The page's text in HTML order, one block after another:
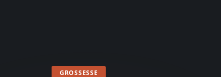
GROSSESSE